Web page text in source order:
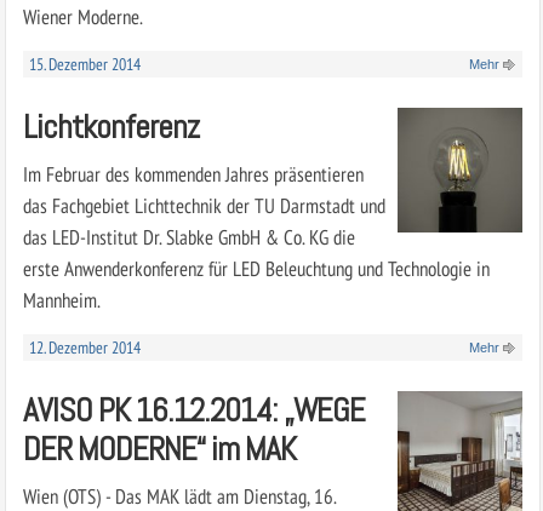
Wiener Moderne.
15. Dezember 2014 Mehr
Lichtkonferenz
Im Februar des kommenden Jahres präsentieren
das Fachgebiet Lichttechnik der TU Darmstadt und
das LED-Institut Dr. Slabke GmbH & Co. KG die
erste Anwenderkonferenz für LED Beleuchtung und Technologie in
Mannheim.
12. Dezember 2014 Mehr
AVISO PK 16.12.2014: „WEGE
DER MODERNE“ im MAK
Wien (OTS) - Das MAK lädt am Dienstag, 16.